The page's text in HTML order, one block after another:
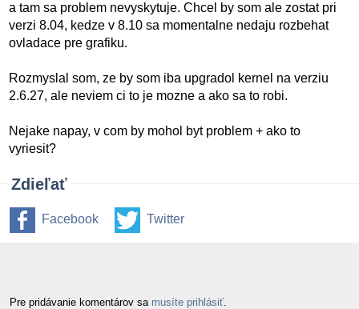
a tam sa problem nevyskytuje. Chcel by som ale zostat pri
verzi 8.04, kedze v 8.10 sa momentalne nedaju rozbehat
ovladace pre grafiku.
Rozmyslal som, ze by som iba upgradol kernel na verziu
2.6.27, ale neviem ci to je mozne a ako sa to robi.
Nejake napay, v com by mohol byt problem + ako to
vyriesit?
Zdieľať
Facebook Twitter
Pre pridávanie komentárov sa musíte prihlásiť